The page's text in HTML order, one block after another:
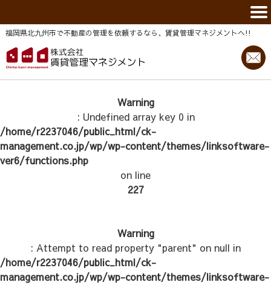
福岡県北九州市で不動産の管理を依頼するなら、賃貸管理マネジメントヘ!!
Warning
: Undefined array key 0 in
/home/r2237046/public_html/ck-
management.co.jp/wp/wp-content/themes/linksoftware-
ver6/functions.php
on line
227
Warning
: Attempt to read property "parent" on null in
/home/r2237046/public_html/ck-
management.co.jp/wp/wp-content/themes/linksoftware-